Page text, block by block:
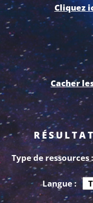
Cliquez
Cacher
Type de ressources :
Langue :